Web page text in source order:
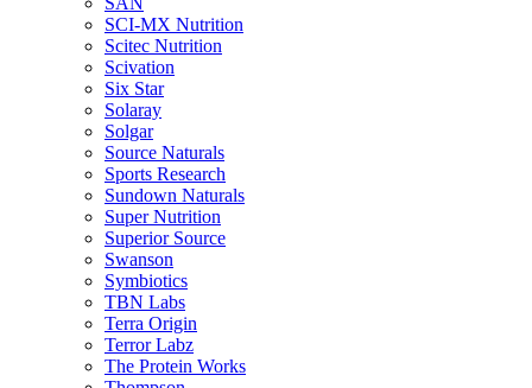
SCI-MX Nutrition
Scitec Nutrition
Scivation
Six Star
Solaray
Solgar
Source Naturals
Sports Research
Sundown Naturals
Super Nutrition
Superior Source
Swanson
Symbiotics
TBN Labs
Terra Origin
Terror Labz
The Protein Works